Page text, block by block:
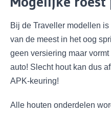
Bij de Traveller modellen
van de meest in het oog
geen versiering maar
auto! Slecht hout kan dus
APK-keuring!
Alle houten onderdelen